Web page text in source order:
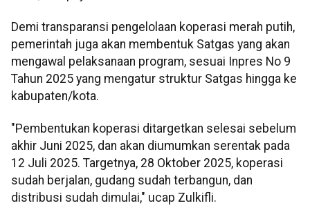
Demi transparansi pengelolaan koperasi merah putih,
pemerintah juga akan membentuk Satgas yang akan
mengawal pelaksanaan program, sesuai Inpres No 9
Tahun 2025 yang mengatur struktur Satgas hingga ke
kabupaten/kota.
"Pembentukan koperasi ditargetkan selesai sebelum
akhir Juni 2025, dan akan diumumkan serentak pada
12 Juli 2025. Targetnya, 28 Oktober 2025, koperasi
sudah berjalan, gudang sudah terbangun, dan
distribusi sudah dimulai," ucap Zulkifli.